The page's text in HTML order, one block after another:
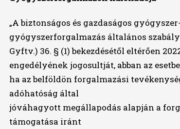
„A biztonságos és gazdaságos
gyógyszerforgalmazás általános
Gyftv.) 36. § (1) bekezdésétől eltérően
engedélyének jogosultját, abban az
ha az belföldön forgalmazási
adóhatóság által
jóváhagyott megállapodás alapján a
támogatása iránt